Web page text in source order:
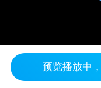
预览播放中